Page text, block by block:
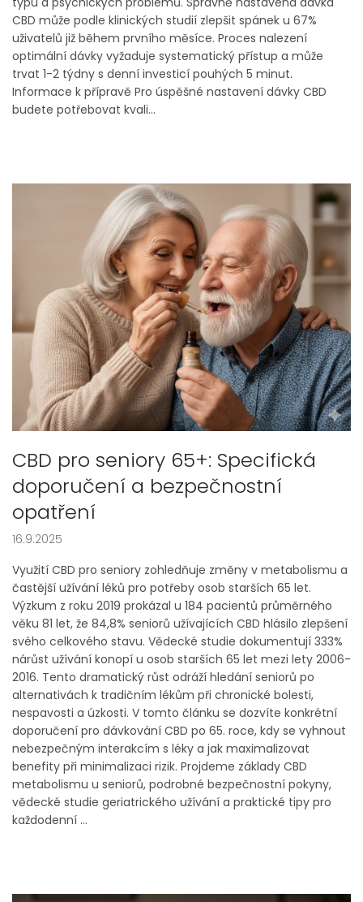
CBD může podle klinických studií zlepšit spánek u 67%
uživatelů již během prvního měsíce. Proces nalezení
optimální dávky vyžaduje systematický přístup a může
trvat 1-2 týdny s denní investicí pouhých 5 minut.
Informace k přípravě Pro úspěšné nastavení dávky CBD
budete potřebovat kvali...
CBD pro seniory 65+: Specifická
doporučení a bezpečnostní
opatření
16.9.2025
Využití CBD pro seniory zohledňuje změny v metabolismu a
častější užívání léků pro potřeby osob starších 65 let.
Výzkum z roku 2019 prokázal u 184 pacientů průměrného
věku 81 let, že 84,8% seniorů užívajících CBD hlásilo zlepšení
svého celkového stavu. Vědecké studie dokumentují 333%
nárůst užívání konopí u osob starších 65 let mezi lety 2006-
2016. Tento dramatický růst odráží hledání seniorů po
alternativách k tradičním lékům při chronické bolesti,
nespavosti a úzkosti. V tomto článku se dozvíte konkrétní
doporučení pro dávkování CBD po 65. roce, kdy se vyhnout
nebezpečným interakcím s léky a jak maximalizovat
benefity při minimalizaci rizik. Projdeme základy CBD
metabolismu u seniorů, podrobné bezpečnostní pokyny,
vědecké studie geriatrického užívání a praktické tipy pro
každodenní ...